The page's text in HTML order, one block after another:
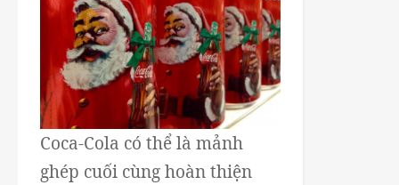
Coca-Cola có thể là mảnh
ghép cuối cùng hoàn thiện